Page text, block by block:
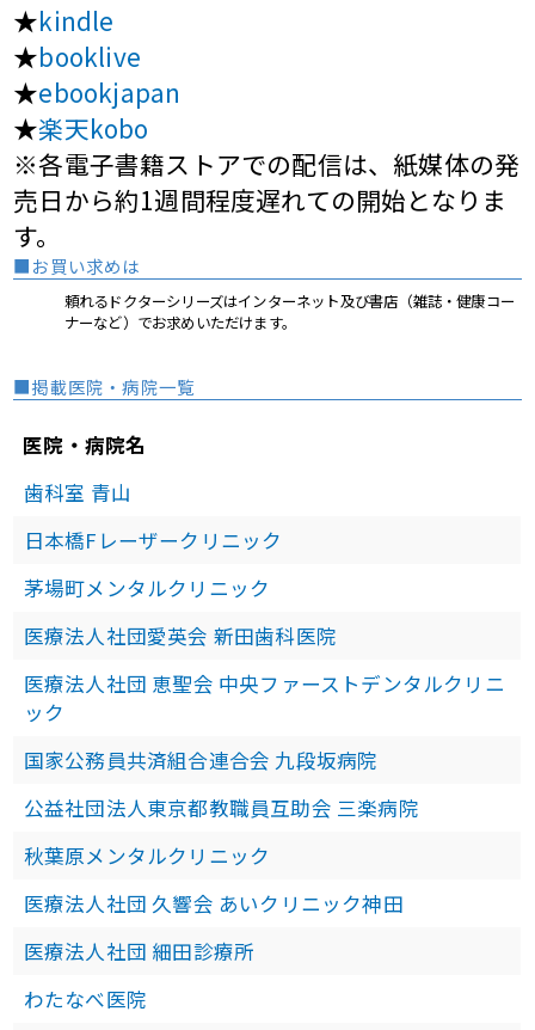
★kindle
★booklive
★ebookjapan
★楽天kobo
※各電子書籍ストアでの配信は、紙媒体の発
売日から約1週間程度遅れての開始となりま
す。
■お買い求めは
頼れるドクターシリーズはインターネット及び書店（雑誌・健康コー
ナーなど）でお求めいただけます。
■掲載医院・病院一覧
医院・病院名
歯科室 青山
日本橋Fレーザークリニック
茅場町メンタルクリニック
医療法人社団愛英会 新田歯科医院
医療法人社団 恵聖会 中央ファーストデンタルクリニ
ック
国家公務員共済組合連合会 九段坂病院
公益社団法人東京都教職員互助会 三楽病院
秋葉原メンタルクリニック
医療法人社団 久響会 あいクリニック神田
医療法人社団 細田診療所
わたなべ医院